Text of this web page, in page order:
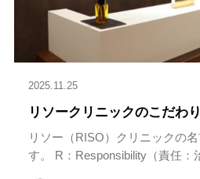
2025.11.25
リソークリニックのこだわり
リソー（RISO）クリニックの
す。 R：Responsibility（責任：